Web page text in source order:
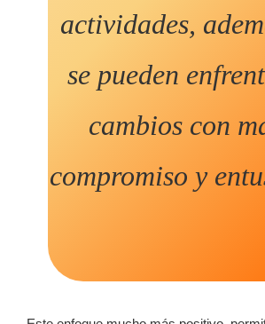
actividades,
se pueden
cambios con
compromiso y